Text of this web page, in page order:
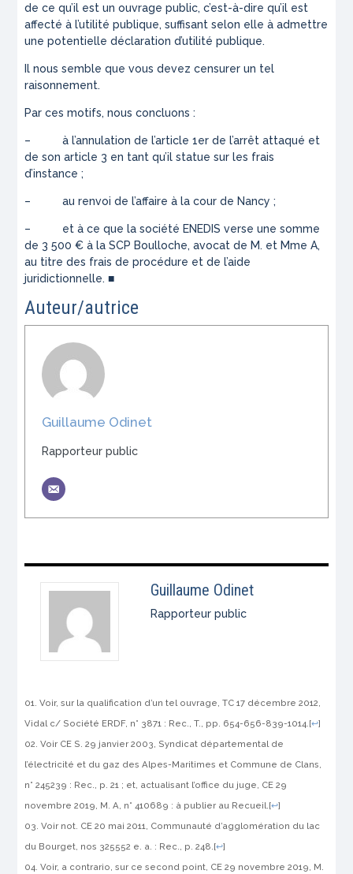
de ce qu’il est un ouvrage public, c’est-à-dire qu’il est
affecté à l’utilité publique, suffisant selon elle à admettre
une potentielle déclaration d’utilité publique.
Il nous semble que vous devez censurer un tel
raisonnement.
Par ces motifs, nous concluons :
– à l’annulation de l’article 1er de l’arrêt attaqué et
de son article 3 en tant qu’il statue sur les frais
d’instance ;
– au renvoi de l’affaire à la cour de Nancy ;
– et à ce que la société ENEDIS verse une somme
de 3 500 € à la SCP Boulloche, avocat de M. et Mme A,
au titre des frais de procédure et de l’aide
juridictionnelle. ■
Auteur/autrice
Guillaume Odinet
Rapporteur public
Guillaume Odinet
Rapporteur public
Voir, sur la qualification d’un tel ouvrage, TC 17 décembre 2012,
Vidal c/ Société ERDF, n° 3871 : Rec., T., pp. 654-656-839-1014.[↩]
Voir CE S. 29 janvier 2003, Syndicat départemental de
l’électricité et du gaz des Alpes-Maritimes et Commune de Clans,
n° 245239 : Rec., p. 21 ; et, actualisant l’office du juge, CE 29
novembre 2019, M. A, n° 410689 : à publier au Recueil.[↩]
Voir not. CE 20 mai 2011, Communauté d’agglomération du lac
du Bourget, nos 325552 e. a. : Rec., p. 248.[↩]
Voir, a contrario, sur ce second point, CE 29 novembre 2019, M.